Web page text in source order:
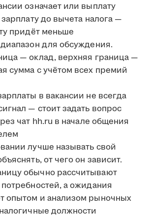
означает или выплату
до вычета налога —
придёт меньше
для обсуждения.
— оклад, верхняя граница —
сумма с учётом всех премий
в вакансии не всегда
— стоит задать вопрос
чат hh.ru в начале общения
лучше называть свой
от чего он зависит.
обычно рассчитывают
а ожидания
опытом и анализом рыночных
должности